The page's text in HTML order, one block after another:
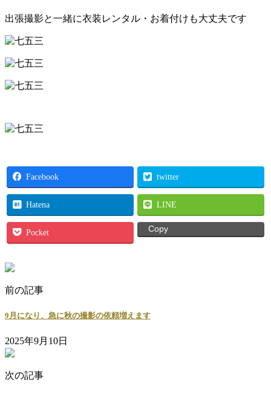
出張撮影と一緒に衣装レンタル・お着付けも大丈夫です
Facebook twitter
Hatena LINE
Pocket Copy
前の記事
9月になり、急に秋の撮影の依頼増えます
2025年9月10日
次の記事